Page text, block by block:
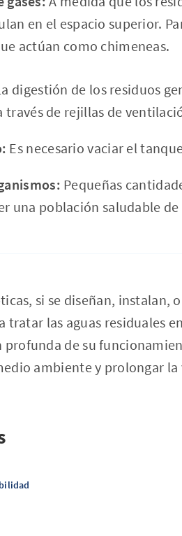
en el espacio superior.
actúan como chimeneas.
digestión de los residuos
través de rejillas de
Es necesario vaciar el
Pequeñas
una población saludable
si se diseñan,
tratar las aguas residuales
profunda de su
ambiente y prolongar